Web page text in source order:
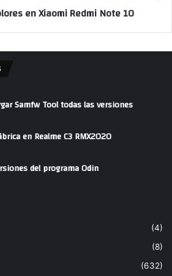
en Xiaomi Redmi Note 10
Samfw Tool todas las versiones
en Realme C3 RMX2020
del programa Odin
(4)
(8)
(632)